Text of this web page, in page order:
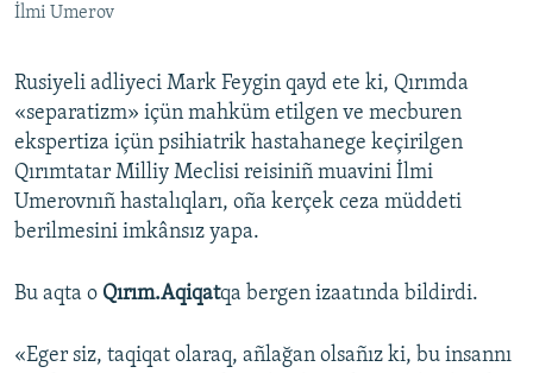
QOŞULIÑIZ!
RFE/RS bütün saytları
İlmi Umerov
Rusiyeli adliyeci Mark Feygin qayd ete ki, Qırımda
«separatizm» içün mahküm etilgen ve mecburen
ekspertiza içün psihiatrik hastahanege keçirilgen
Qırımtatar Milliy Meclisi reisiniñ muavini İlmi
Umerovnıñ hastalıqları, oña kerçek ceza müddeti
berilmesini imkânsız yapa.
Bu aqta o Qırım.Aqiqatqa bergen izaatında bildirdi.
«Eger siz, taqiqat olaraq, añlağan olsañız ki, bu insannı